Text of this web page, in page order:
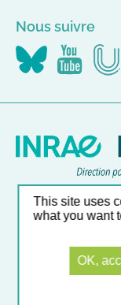
Nous suivre
Nous
suivre
Nous
suivre
Nous
Nos autres
Liste et accès
© INRAE 2026
Accessibilité :
This site uses
what you want
OK,